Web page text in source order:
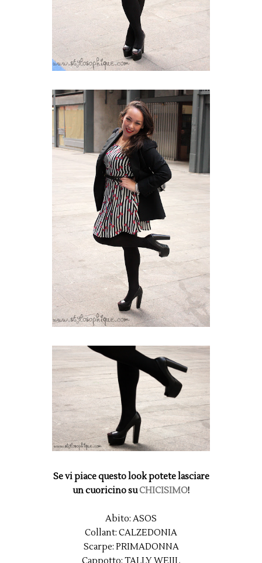
Se vi piace questo look potete lasciare
un cuoricino suCHICISIMO!
Abito: ASOS
Collant: CALZEDONIA
Scarpe: PRIMADONNA